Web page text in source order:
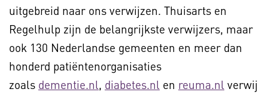
uitgebreid naar ons verwijzen. Thuisarts en
Regelhulp zijn de belangrijkste verwijzers, maar
ook 130 Nederlandse gemeenten en meer dan
honderd patiëntenorganisaties
zoals dementie.nl, diabetes.nl en reuma.nl verwij